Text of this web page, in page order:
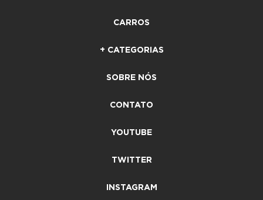
CARROS
+ CATEGORIAS
SOBRE NÓS
CONTATO
YOUTUBE
TWITTER
INSTAGRAM